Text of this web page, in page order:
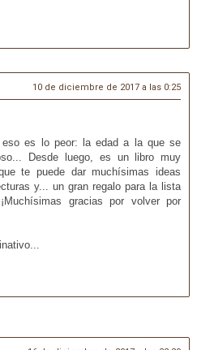
10 de diciembre de 2017 a las 0:25
eso es lo peor: la edad a la que se
Desde luego, es un libro muy
te puede dar muchísimas ideas
y... un gran regalo para la lista
gracias por volver por